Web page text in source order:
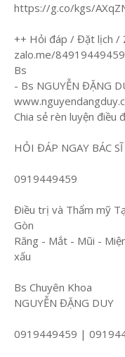
https://g.co/kgs/
++ Hỏi đáp / Đặt lịch /
zalo.me/84919449459
Bs
- Bs NGUYỄN ĐẶNG
Chia sẻ rèn luyện điều
HỎI ĐÁP NGAY BÁC
0919449459
Điều trị và Thẩm mỹ
Gòn
Răng - Mắt - Mũi -
xấu
Bs Chuyên Khoa
NGUYỄN ĐẶNG DUY
0919449459 |